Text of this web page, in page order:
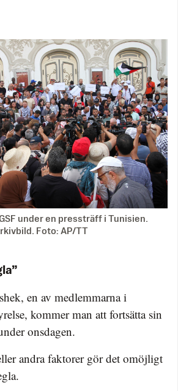
under en pressträff i Tunisien.
Foto: AP/TT
en av medlemmarna i
kommer man att fortsätta sin
onsdagen.
andra faktorer gör det omöjligt